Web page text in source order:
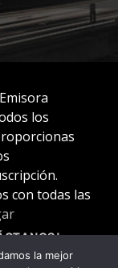
los
con todas las
la mejor